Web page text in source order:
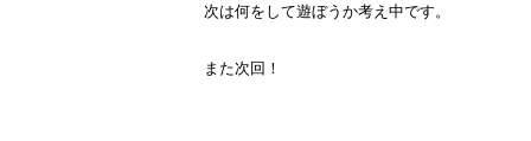
次は何をして遊ぼうか考え中です。
また次回！